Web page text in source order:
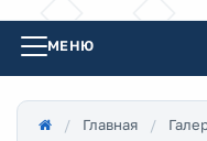
МЕНЮ
Главная